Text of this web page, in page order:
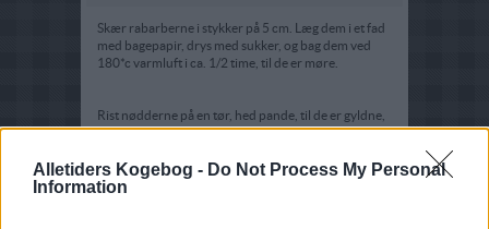
Alletiders Kogebog - Do Not Process My Personal
Information
Skær rabarberne i stykker på 5 cm. Læg dem i et fad
med bagepapir, drys med sukker, og bag dem ved
180*c varmluft i ca. 1/2 time, til de er møre.
Rist nødderne på en tør, hed pande, til de er gyldne,
tilsæt honning og salt, varm igennem, og afkøl dem